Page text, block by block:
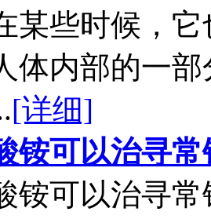
某些时候，
体内部的一
[详细]
铵可以治寻
铵可以治寻